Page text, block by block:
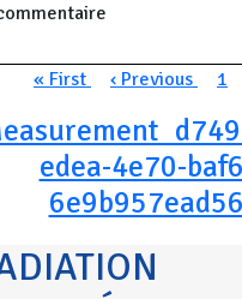
Première page
« First Page précédente
‹ Previous 1
edea-4e70-
6e9b957ead56